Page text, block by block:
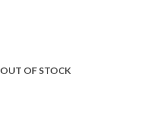
OUT OF STOCK